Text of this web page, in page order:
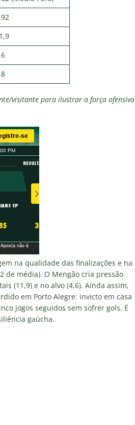
visitante para ilustrar a força ofensiva
na qualidade das finalizações e na
de média). O Mengão cria pressão
(11,9) e no alvo (4,6). Ainda assim,
em Porto Alegre: invicto em casa
jogos seguidos sem sofrer gols. É
gaúcha.